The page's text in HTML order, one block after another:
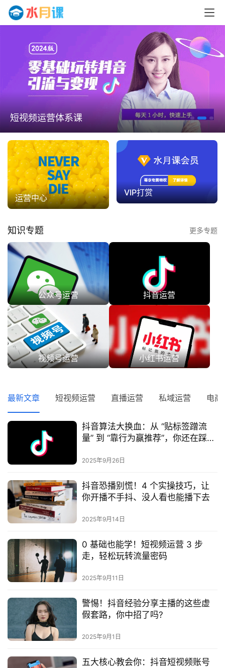
页
运
营
百
科
源
课
登录 注册
短视频运营体系课
运营中心
VIP打赏
知识专题 更多专题
公众号运营 抖音运营
视频号运营 小红书运营
最新文章 短视频运营 直播运营 私域运营 电商
抖音算法大换血：从 “贴标签蹭流
量” 到 “靠行为赢推荐”，你还在踩旧
2025年9月26日
抖音恐播别慌！4 个实操技巧，让
你开播不手抖、没人看也能播下去
2025年9月14日
0 基础也能学！短视频运营 3 步
走，轻松玩转流量密码
2025年9月11日
警惕！抖音经验分享主播的这些虚
假套路，你中招了吗?
2025年9月1日
五大核心教会你：抖音短视频账号